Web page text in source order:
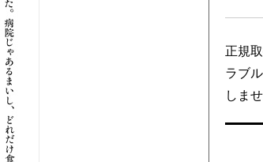
正規
ラブ
しませ